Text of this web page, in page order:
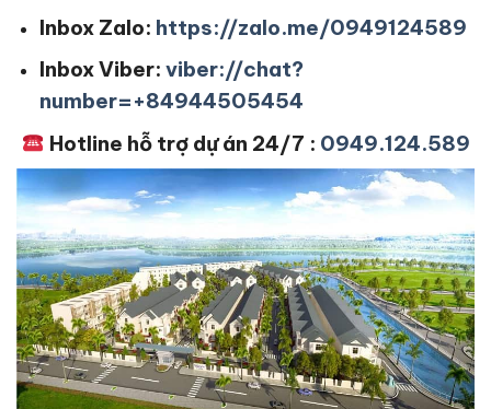
Inbox Zalo: https://zalo.me/0949124589
Inbox Viber: viber://chat?
number=+84944505454
Hotline hỗ trợ dự án 24/7 : 0949.124.589